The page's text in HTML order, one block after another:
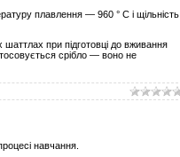
плавлення — 960 ° C і щільність
шаттлах при підготовці до вживання
срібло — воно не
навчання.